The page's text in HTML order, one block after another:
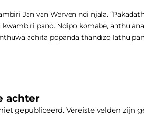
Jan van Werven ndi njala.
pano. Ndipo komabe, anthu
achita popanda thandizo lathu
achter
gepubliceerd. Vereiste velden zijn